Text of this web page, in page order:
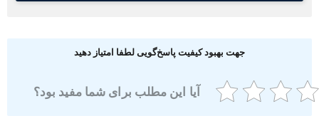
جهت بهبود کیفیت پاسخ‌گویی لطفا امتیاز دهید
آیا این مطلب برای شما مفید بود؟